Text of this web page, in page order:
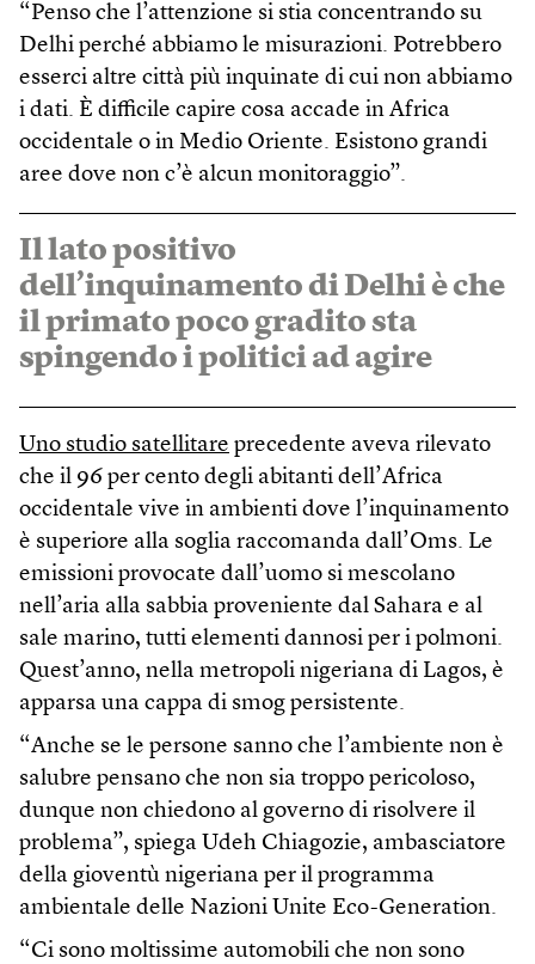
“Penso che l’attenzione si stia concentrando su
Delhi perché abbiamo le misurazioni. Potrebbero
esserci altre città più inquinate di cui non abbiamo
i dati. È difficile capire cosa accade in Africa
occidentale o in Medio Oriente. Esistono grandi
aree dove non c’è alcun monitoraggio”.
Il lato positivo
dell’inquinamento di Delhi è che
il primato poco gradito sta
spingendo i politici ad agire
Uno studio satellitare precedente aveva rilevato
che il 96 per cento degli abitanti dell’Africa
occidentale vive in ambienti dove l’inquinamento
è superiore alla soglia raccomanda dall’Oms. Le
emissioni provocate dall’uomo si mescolano
nell’aria alla sabbia proveniente dal Sahara e al
sale marino, tutti elementi dannosi per i polmoni.
Quest’anno, nella metropoli nigeriana di Lagos, è
apparsa una cappa di smog persistente.
“Anche se le persone sanno che l’ambiente non è
salubre pensano che non sia troppo pericoloso,
dunque non chiedono al governo di risolvere il
problema”, spiega Udeh Chiagozie, ambasciatore
della gioventù nigeriana per il programma
ambientale delle Nazioni Unite Eco-Generation.
“Ci sono moltissime automobili che non sono